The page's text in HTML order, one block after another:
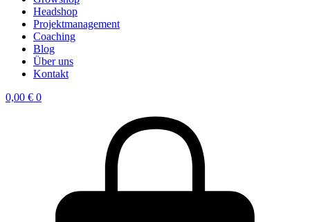
Headshop
Projektmanagement
Coaching
Blog
Über uns
Kontakt
0,00 € 0